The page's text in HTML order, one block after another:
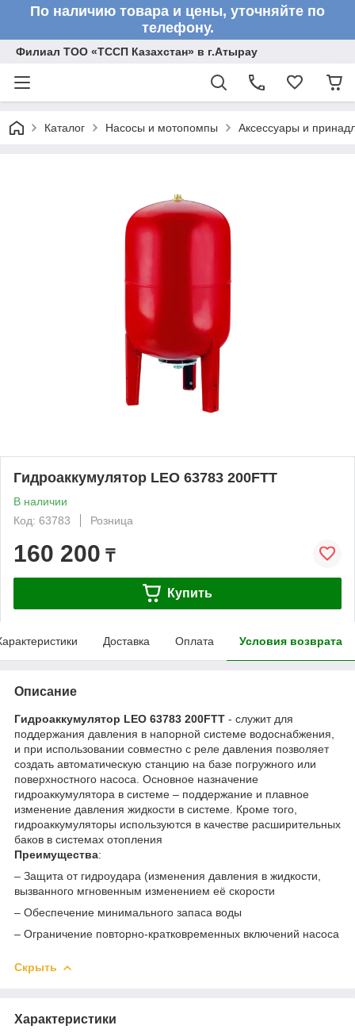
По наличию товара и цены, уточняйте по
телефону.
Филиал ТОО «ТССП Казахстан» в г.Атырау
Каталог Насосы и мотопомпы Аксессуары и
Гидроаккумулятор LEO 63783 200FTT
В наличии
Код: 63783
Розница
160 200 ₸
Купить
Доставка Оплата Условия возврата
Описание
Гидроаккумулятор LEO 63783 200FTT - служит для
поддержания давления в напорной системе водоснабжения,
и при использовании совместно с реле давления позволяет
создать автоматическую станцию на базе погружного или
поверхностного насоса. Основное назначение
гидроаккумулятора в системе – поддержание и плавное
изменение давления жидкости в системе. Кроме того,
гидроаккумуляторы используются в качестве расширительных
баков в системах отопления
Преимущества:
– Защита от гидроудара (изменения давления в жидкости,
вызванного мгновенным изменением её скорости
– Обеспечение минимального запаса воды
– Ограничение повторно-кратковременных включений насоса
Скрыть
Характеристики